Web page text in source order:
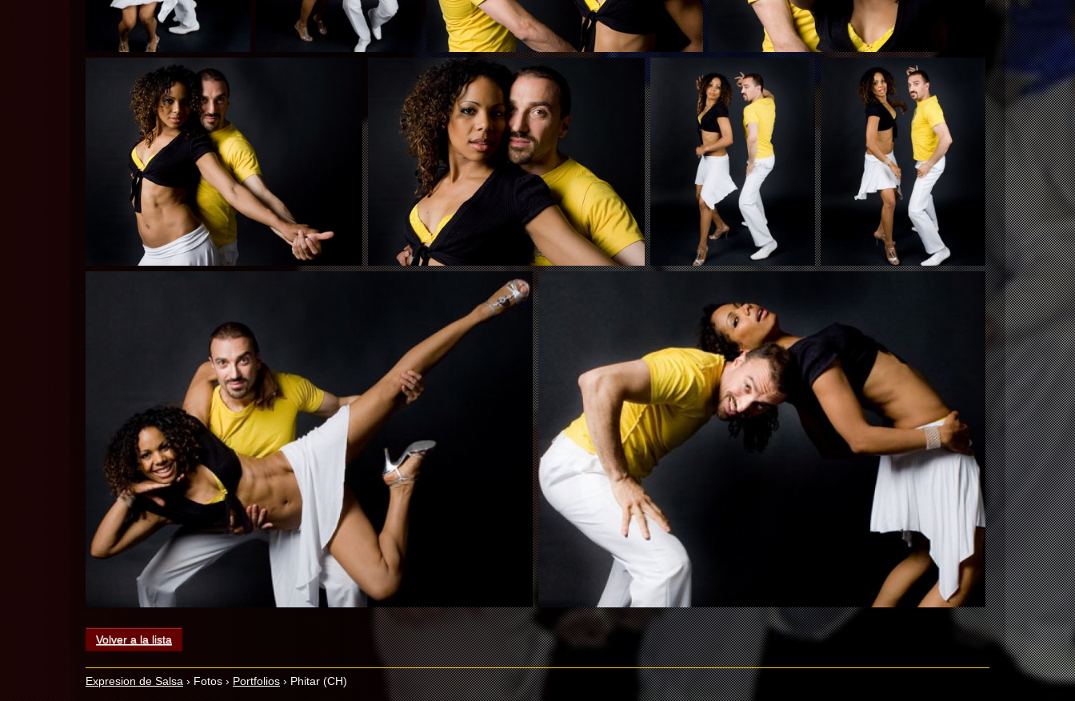
Volver a la lista
Expresion de Salsa › Fotos › Portfolios › Phitar (CH)